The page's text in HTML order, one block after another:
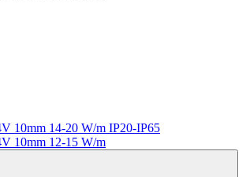
10mm 14-20 W/m IP20-IP65
10mm 12-15 W/m